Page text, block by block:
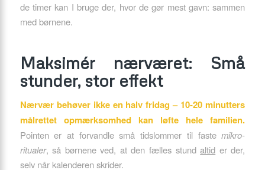
de timer kan I bruge der, hvor de gør mest gavn: sammen
med børnene.
Maksimér nærværet: Små
stunder, stor effekt
Nærvær behøver ikke en halv fridag – 10-20 minutters
målrettet opmærksomhed kan løfte hele familien.
Pointen er at forvandle små tidslommer til fastemikro-
ritualer, så børnene ved, at den fælles stundaltid er der,
selv når kalenderen skrider.